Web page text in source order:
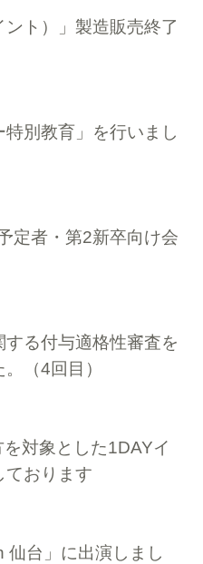
ント）」製造販売終了
特別教育」を行いまし
定者・第2新卒向け会
る付与適格性審査を
（4回目）
対象とした1DAYイ
ております
仙台」に出演しまし